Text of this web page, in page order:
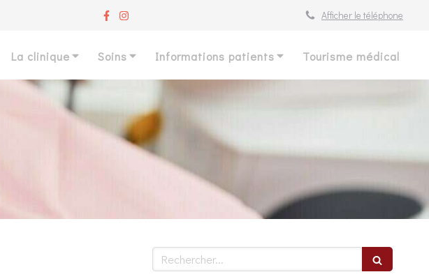
Afficher le téléphone
La clinique Soins Informations patients Tourisme médical
Rechercher